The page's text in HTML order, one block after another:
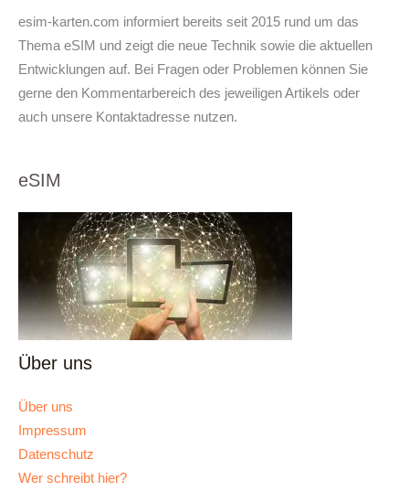
esim-karten.com informiert bereits seit 2015 rund um das
Thema eSIM und zeigt die neue Technik sowie die aktuellen
Entwicklungen auf. Bei Fragen oder Problemen können Sie
gerne den Kommentarbereich des jeweiligen Artikels oder
auch unsere Kontaktadresse nutzen.
eSIM
Über uns
Über uns
Impressum
Datenschutz
Wer schreibt hier?